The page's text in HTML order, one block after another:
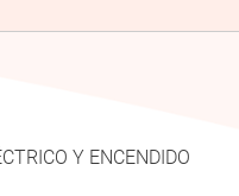
Y ENCENDIDO